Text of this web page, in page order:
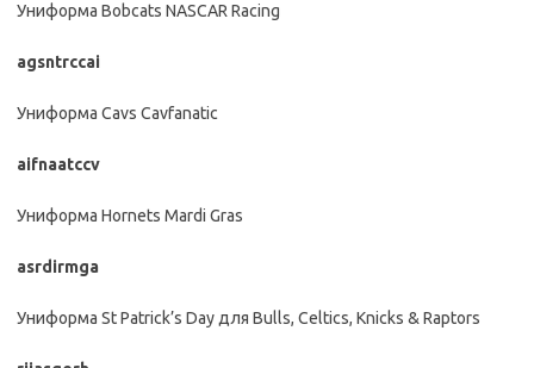
Униформа Bobcats NASCAR Racing
agsntrccai
Униформа Cavs Cavfanatic
aifnaatccv
Униформа Hornets Mardi Gras
asrdirmga
Униформа St Patrick’s Day для Bulls, Celtics, Knicks & Raptors